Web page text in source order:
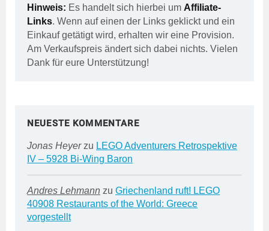
Hinweis: Es handelt sich hierbei um Affiliate-
Links. Wenn auf einen der Links geklickt und ein
Einkauf getätigt wird, erhalten wir eine Provision.
Am Verkaufspreis ändert sich dabei nichts. Vielen
Dank für eure Unterstützung!
NEUESTE KOMMENTARE
Jonas Heyerzu LEGO Adventurers Retrospektive
IV – 5928 Bi-Wing Baron
Andres Lehmann zu Griechenland ruft! LEGO
40908 Restaurants of the World: Greece
vorgestellt